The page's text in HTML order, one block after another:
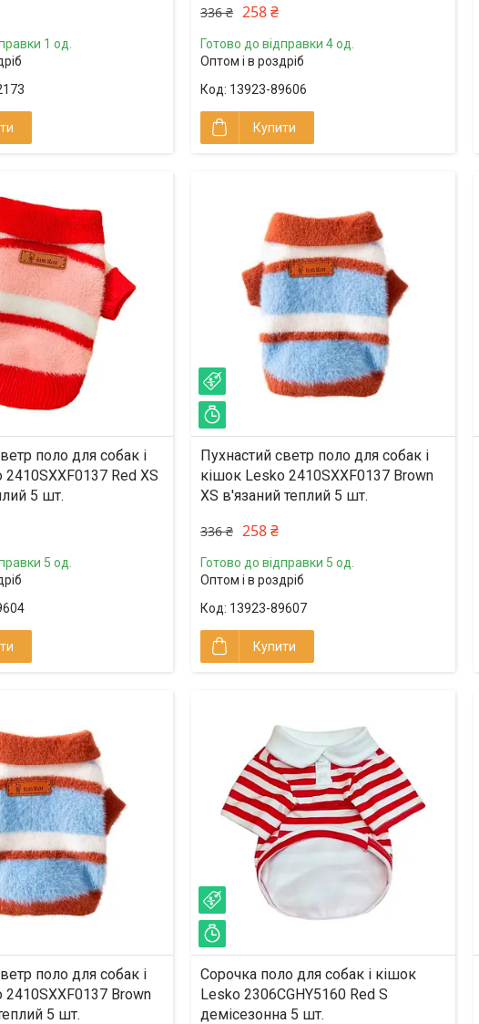
1 од.
336 ₴ 258 ₴
Готово до відправки 4 од.
Оптом і в роздріб
13923-89606
Купити
поло для собак і
Red XS
5 шт.
5 од.
Пухнастий светр поло для собак і
кішок Lesko 2410SXXF0137 Brown
XS в'язаний теплий 5 шт.
336 ₴ 258 ₴
Готово до відправки 5 од.
Оптом і в роздріб
13923-89607
Купити
поло для собак і
2410SXXF0137 Brown
5 шт.
Сорочка поло для собак і кішок
Lesko 2306CGHY5160 Red S
демісезонна 5 шт.